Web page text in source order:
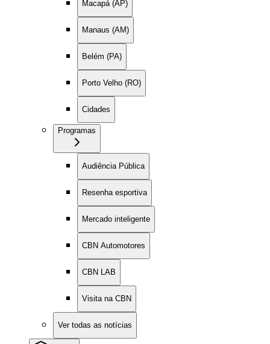
Macapá (AP)
Manaus (AM)
Belém (PA)
Porto Velho (RO)
Cidades
Programas
Audiência Pública
Resenha esportiva
Mercado inteligente
CBN Automotores
CBN LAB
Visita na CBN
Ver todas as notícias